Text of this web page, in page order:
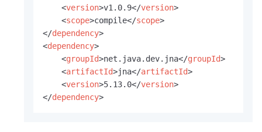
<version>v1.0.9</version>
<scope>compile</scope>
</dependency>
<dependency>
<groupId>net.java.dev.jna</groupId>
<artifactId>jna</artifactId>
<version>5.13.0</version>
</dependency>